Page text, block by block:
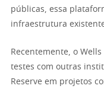
públicas, essa
infraestrutura
Recentemente, o
testes com outras
Reserve em projetos